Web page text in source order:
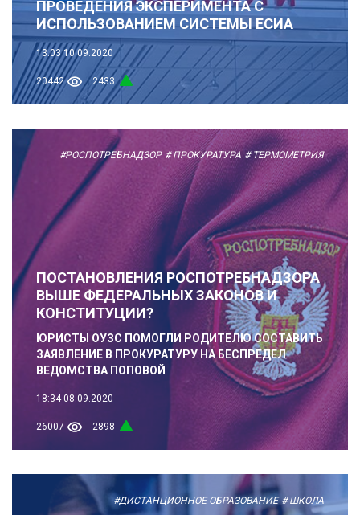
ПРОВЕДЕНИЯ ЭКСПЕРИМЕНТА С
ИСПОЛЬЗОВАНИЕМ СИСТЕМЫ ЕСИА
13:03 10.09.2020
20442 2433
#РОСПОТРЕБНАДЗОР # ПРОКУРАТУРА # ТЕРМОМЕТРИЯ
ПОСТАНОВЛЕНИЯ РОСПОТРЕБНАДЗОРА
ВЫШЕ ФЕДЕРАЛЬНЫХ ЗАКОНОВ И
КОНСТИТУЦИИ?
ЮРИСТЫ ОУЗС ПОМОГЛИ РОДИТЕЛЮ СОСТАВИТЬ
ЗАЯВЛЕНИЕ В ПРОКУРАТУРУ НА БЕСПРЕДЕЛ
ВЕДОМСТВА ПОПОВОЙ
18:34 08.09.2020
26007 2898
#ДИСТАНЦИОННОЕ ОБРАЗОВАНИЕ # ШКОЛА